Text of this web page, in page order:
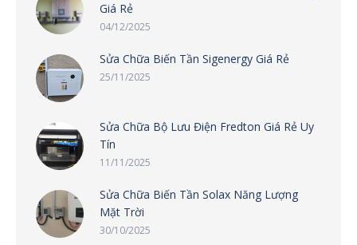
Giá Rẻ
04/12/2025
Sửa Chữa Biến Tần Sigenergy Giá Rẻ
25/11/2025
Sửa Chữa Bộ Lưu Điện Fredton Giá Rẻ Uy
Tín
11/11/2025
Sửa Chữa Biến Tần Solax Năng Lượng
Mặt Trời
30/10/2025